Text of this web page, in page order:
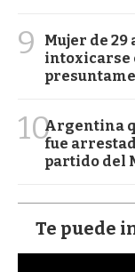
9
Mujer de 29
intoxicarse
10Argentina
fue
partido del
Te puede